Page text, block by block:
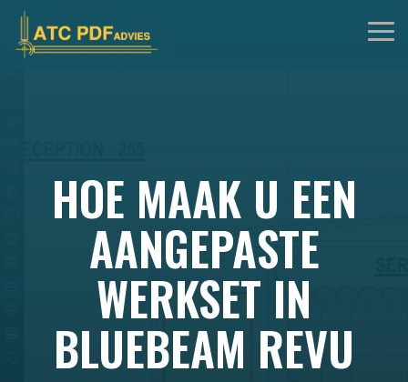
Skip
the
main
HOE MAAK U EEN
AANGEPASTE
WERKSET IN
BLUEBEAM REVU